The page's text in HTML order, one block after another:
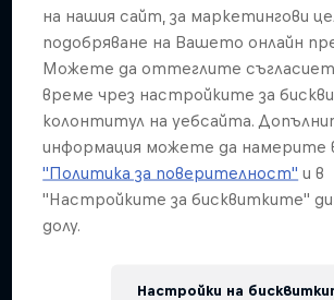
на нашия сайт, за маркетингови
подобряване на Вашето онлайн
Можете да оттеглите
време чрез настройките за
колонтитул на уебсайта.
информация можете да намерите
"Политика за поверителност" и в
"Настройките за бисквитките"
долу.
Настройки на